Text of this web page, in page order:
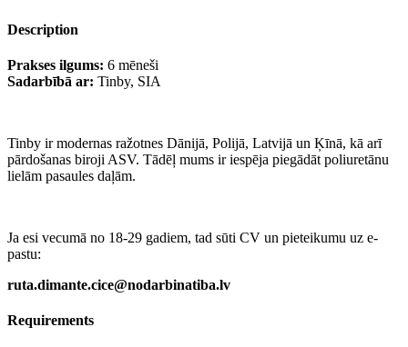
Description
Prakses ilgums: 6 mēneši
Sadarbībā ar: Tinby, SIA
Tinby ir modernas ražotnes Dānijā, Polijā, Latvijā un Ķīnā, kā arī
pārdošanas biroji ASV. Tādēļ mums ir iespēja piegādāt poliuretānu
lielām pasaules daļām.
Ja esi vecumā no 18-29 gadiem, tad sūti CV un pieteikumu uz e-
pastu:
ruta.dimante.cice@nodarbinatiba.lv
Requirements